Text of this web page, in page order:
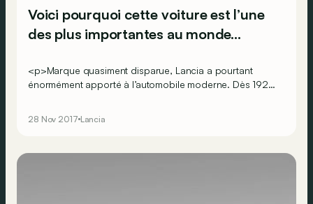
Voici pourquoi cette voiture est l’une
des plus importantes au monde…
<p>Marque quasiment disparue, Lancia a pourtant
énormément apporté à l’automobile moderne. Dès 1922,
28 Nov 2017 Lancia